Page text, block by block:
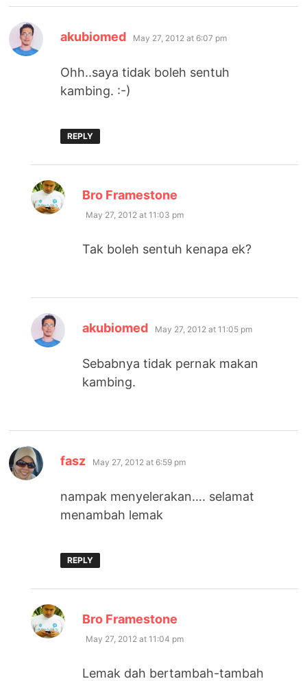
akubiomed says:
May 27, 2012 at 6:07 pm
Ohh..saya tidak boleh sentuh
kambing. :-)
REPLY
Bro Framestone
May 27, 2012 at 11:03 pm
Tak boleh sentuh kenapa ek?
akubiomed says:
May 27, 2012 at 11:05 pm
Sebabnya tidak pernak makan
kambing.
fasz says:
May 27, 2012 at 6:59 pm
nampak menyelerakan…. selamat
menambah lemak
REPLY
Bro Framestone
May 27, 2012 at 11:04 pm
Lemak dah bertambah-tambah